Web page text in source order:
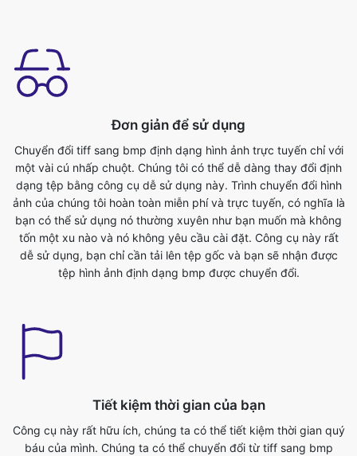
Chuyển đổi tiff sang bmp định dạng hình ảnh trực tuyến chỉ với
một vài cú nhấp chuột. Chúng tôi có thể dễ dàng thay đổi định
ảnh của chúng tôi hoàn toàn miễn phí và trực tuyến, có nghĩa là
bạn có thể sử dụng nó thường xuyên như bạn muốn mà không
tốn một xu nào và nó không yêu cầu cài đặt. Công cụ này rất
dễ sử dụng, bạn chỉ cần tải lên tệp gốc và bạn sẽ nhận được
tệp hình ảnh định dạng bmp được chuyển đổi.
Công cụ này rất hữu ích, chúng ta có thể tiết kiệm thời gian quý
báu của mình. Chúng ta có thể chuyển đổi từ tiff sang bmp
có thể chuyển đổi các tệp hình ảnh ngay trong trình duyệt. Nó
nhanh chóng, an toàn và miễn phí. Không cần đăng ký hoặc cài
đặt. Để chuyển đổi hình ảnh từ định dạng tiff sang bmp, trước